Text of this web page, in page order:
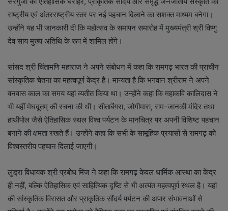
राष्ट्रीय एवं अंतरराष्ट्रीय स्तर पर नई पहचान दिलाने का सशक्त माध्यम बनेगा।
उन्होंने यह भी जानकारी दी कि महोत्सव के समापन समारोह में मुख्यमंत्री श्री विष्णु
देव साय मुख्य अतिथि के रूप में शामिल होंगे।
सांसद श्री चिंतामणि महाराज ने अपने संबोधन में कहा कि रामगढ़ भारत की प्राचीन
सांस्कृतिक चेतना का महत्वपूर्ण केंद्र है। मान्यता है कि भगवान श्रीराम ने अपने
वनवास काल का समय यहां व्यतीत किया था। उन्होंने कहा कि महाकवि कालिदास ने
भी यहीं मेघदूतम् की रचना की थी। सीताबेंगरा, जोगीमारा, राम-जानकी मंदिर तथा
हाथीपोल जैसे ऐतिहासिक स्थल विश्व पर्यटन के मानचित्र पर अपनी विशिष्ट पहचान
बनाने की क्षमता रखते हैं। उन्होंने कहा कि सभी के सामूहिक प्रयासों से रामगढ़ को
विश्वस्तरीय पहचान दिलाई जाएगी।
लुंड्रा विधायक श्री प्रबोध मिंज ने कहा कि रामगढ़ केवल धार्मिक आस्था का केंद्र
ही नहीं, बल्कि ऐतिहासिक एवं साहित्यिक दृष्टि से भी अत्यंत महत्वपूर्ण स्थल है। यहां
की सांस्कृतिक विरासत और प्राकृतिक सौंदर्य पर्यटन की अपार संभावनाओं से